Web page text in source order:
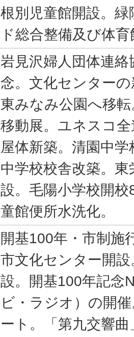
根別児童館開設。
ド総合整備及び体
岩見沢婦人団体連
念。文化センター
東みなみ公園へ移
移動展。ユネスコ
屋体新築。清園中
中学校校舎改築。
設。毛陽小学校開
童館便所水洗化。
開基100年・市制施
市文化センター開
設。開基100年記念
ビ・ラジオ）の開
ート。「第九交響